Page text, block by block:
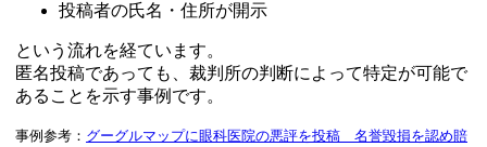
投稿者の氏名・住所が開示
という流れを経ています。
匿名投稿であっても、裁判所の判断によって特定が可能で
あることを示す事例です。
事例参考： グーグルマップに眼科医院の悪評を投稿 名誉毀損を認め賠